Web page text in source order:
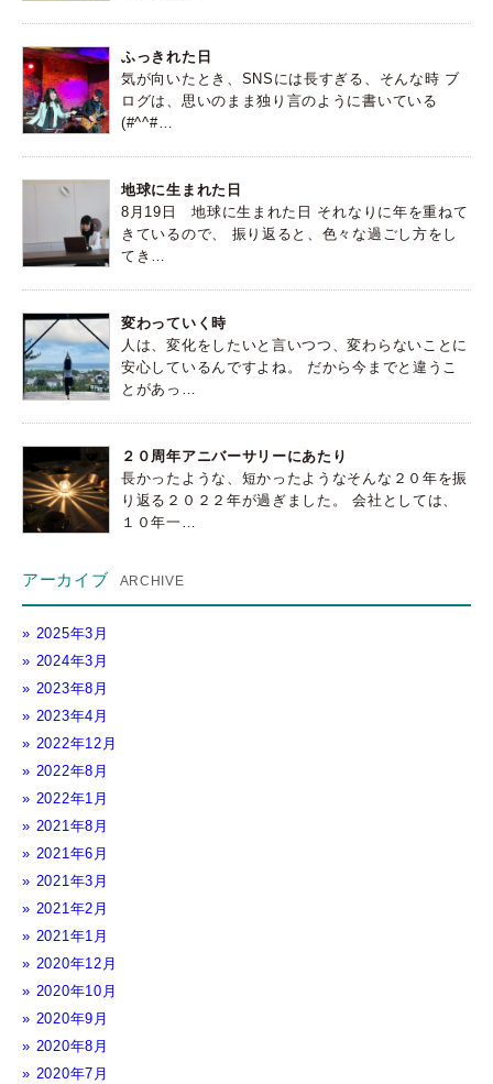
ふっきれた日
気が向いたとき、SNSには長すぎる、そんな時 ブ
ログは、思いのまま独り言のように書いている
(#^^#…
地球に生まれた日
8月19日 地球に生まれた日 それなりに年を重ねて
きているので、 振り返ると、色々な過ごし方をし
てき…
変わっていく時
人は、変化をしたいと言いつつ、変わらないことに
安心しているんですよね。 だから今までと違うこ
とがあっ…
２０周年アニバーサリーにあたり
長かったような、短かったようなそんな２０年を振
り返る２０２２年が過ぎました。 会社としては、
１０年一…
アーカイブ
2025年3月
2024年3月
2023年8月
2023年4月
2022年12月
2022年8月
2022年1月
2021年8月
2021年6月
2021年3月
2021年2月
2021年1月
2020年12月
2020年10月
2020年9月
2020年8月
2020年7月